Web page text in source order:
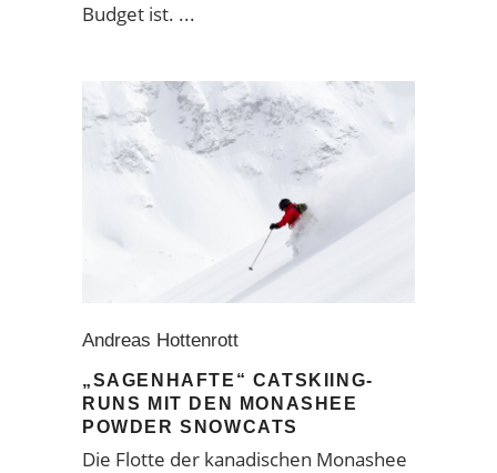
Budget ist.
Andreas Hottenrott
„SAGENHAFTE“ CATSKIING-
RUNS MIT DEN MONASHEE
POWDER SNOWCATS
Die Flotte der kanadischen Monashee